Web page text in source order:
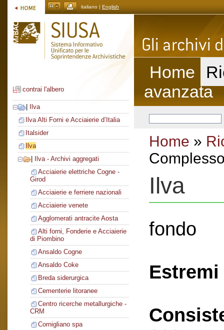
italiano | English
contrai l'albero
Ilva
Ilva Alti Forni e Acciaierie d’Italia
Italsider
Ilva
Ilva - Archivi aggregati
Acciaierie elettriche Cogne -
Girod
Acciaierie e ferriere nazionali
Acciaierie venete
Agglomerati antracite Aosta
Alti forni, Fonderie e Acciaierie
di Piombino
Ansaldo Cogne
Ansaldo Coke
Breda siderurgica
Cementerie litoranee
Centro ricerche metallurgiche -
CRM
Cornigliano spa
Home
avanzata
Home »
Ilva
fondo